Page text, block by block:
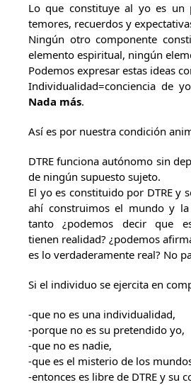
Lo que constituye al yo es un
temores, recuerdos y
Ningún otro componente
elemento espiritual, ningún
Podemos expresar estas ideas
Individualidad=conciencia de
Nada más.
Así es por nuestra condición
DTRE funciona autónomo sin
de ningún supuesto sujeto.
El yo es constituido por DTRE y
ahí construimos el mundo y
tanto ¿podemos decir que
tienen realidad? ¿podemos
es lo verdaderamente real? No
Si el individuo se ejercita en
-que no es una individualidad,
-porque no es su pretendido yo,
-que no es nadie,
-que es el misterio de los
-entonces es libre de DTRE y su